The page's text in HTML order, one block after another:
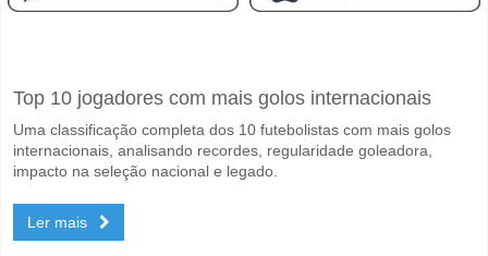
A partida entre Mirassol v Chapecoense 10 May 2026 22:30.
Quem é o time favorito para vencer entre Mirassol v
Mirassol para o Vencedor do jogo, com a probabilidade de 68%
Será que ambas as equipas marcam no jogo Mirassol
Não para Ambas as Equipas Marcam, com a percentagem de 55%.
Top 10 jogadores com mais golos internacionais
Uma classificação completa dos 10 futebolistas com mais golos
internacionais, analisando recordes, regularidade goleadora,
impacto na seleção nacional e legado.
Ler mais